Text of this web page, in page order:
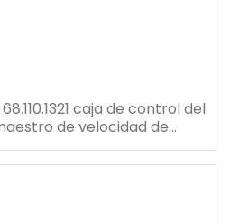
68.110.1321 caja de control del
de velocidad de